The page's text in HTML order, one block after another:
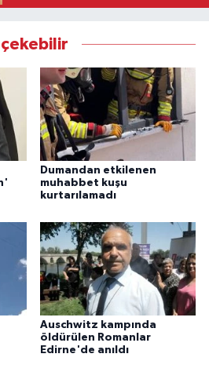
çekebilir
Dumandan etkilenen
muhabbet kuşu
kurtarılamadı
Auschwitz kampında
öldürülen Romanlar
Edirne'de anıldı